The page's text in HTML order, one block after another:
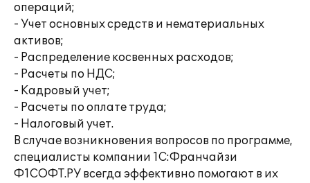
операций;
- Учет основных средств и нематериальных
активов;
- Распределение косвенных расходов;
- Расчеты по НДС;
- Кадровый учет;
- Расчеты по оплате труда;
- Налоговый учет.
В случае возникновения вопросов по программе,
специалисты компании 1С:Франчайзи
Ф1СОФТ.РУ всегда эффективно помогают в их